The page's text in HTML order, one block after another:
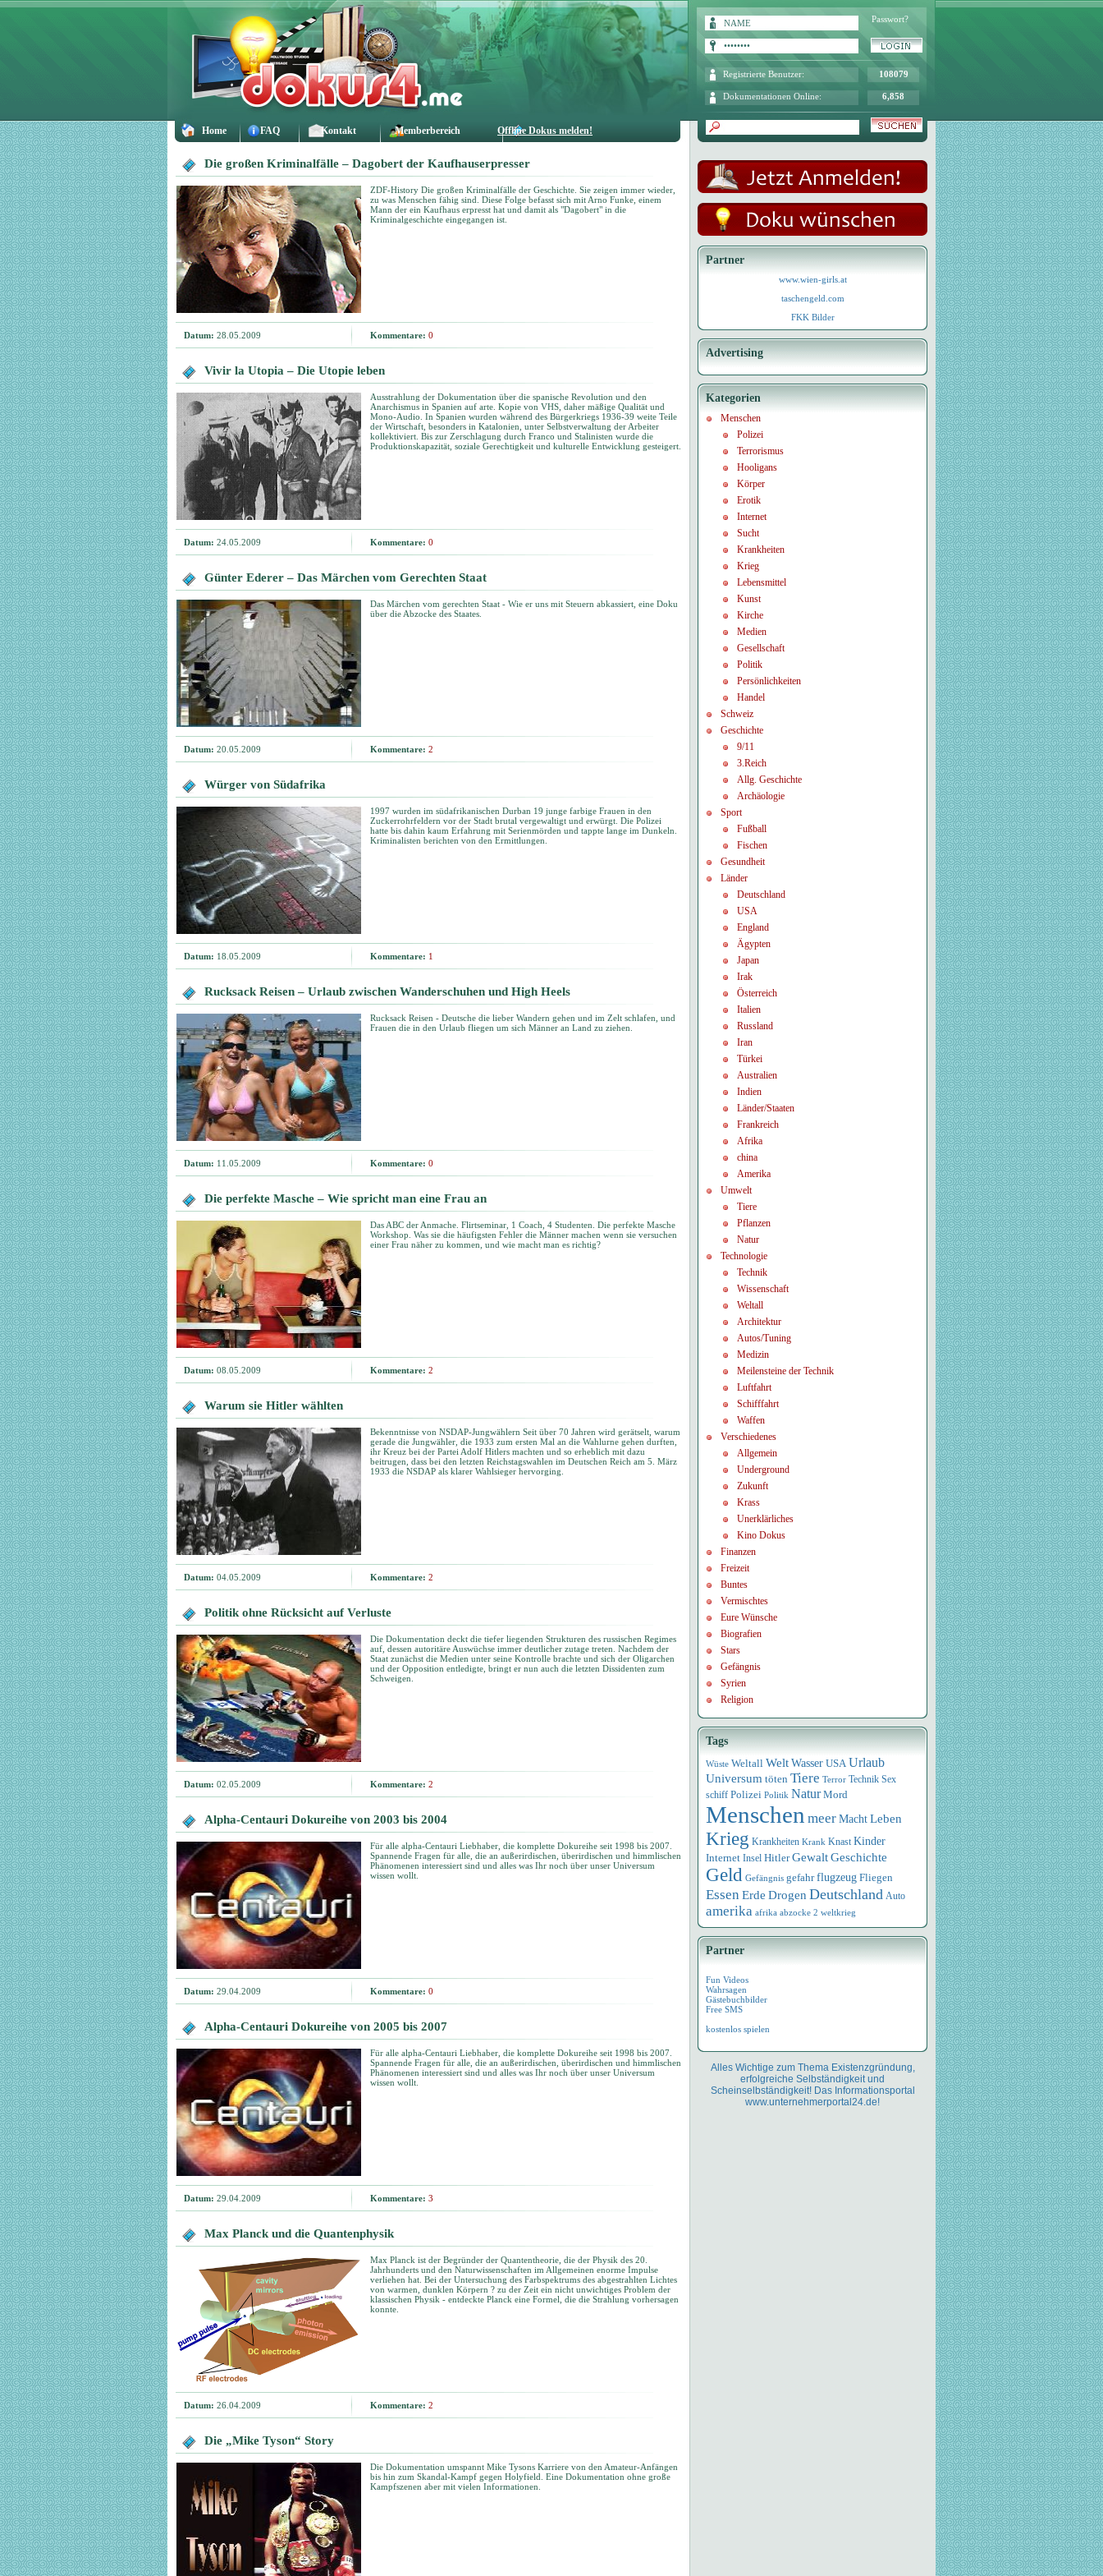
Home FAQ Kontakt Memberbereich Offline Dokus melden!
Passwort?
Registrierte Benutzer: 108079
Dokumentationen Online: 6,858
Die großen Kriminalfälle – Dagobert der Kaufhauserpresser
ZDF-History Die großen Kriminalfälle der Geschichte. Sie zeigen immer wieder,
zu was Menschen fähig sind. Diese Folge befasst sich mit Arno Funke, einem
Mann der ein Kaufhaus erpresst hat und damit als "Dagobert" in die
Kriminalgeschichte eingegangen ist.
Datum: 28.05.2009 Kommentare: 0
Vivir la Utopia – Die Utopie leben
Ausstrahlung der Dokumentation über die spanische Revolution und den
Anarchismus in Spanien auf arte. Kopie von VHS, daher mäßige Qualität und
Mono-Audio. In Spanien wurden während des Bürgerkriegs 1936-39 weite Teile
der Wirtschaft, besonders in Katalonien, unter Selbstverwaltung der Arbeiter
kollektiviert. Bis zur Zerschlagung durch Franco und Stalinisten wurde die
Produktionskapazität, soziale Gerechtigkeit und kulturelle Entwicklung gesteigert.
Datum: 24.05.2009 Kommentare: 0
Günter Ederer – Das Märchen vom Gerechten Staat
Das Märchen vom gerechten Staat - Wie er uns mit Steuern abkassiert, eine Doku
über die Abzocke des Staates.
Datum: 20.05.2009 Kommentare: 2
Würger von Südafrika
1997 wurden im südafrikanischen Durban 19 junge farbige Frauen in den
Zuckerrohrfeldern vor der Stadt brutal vergewaltigt und erwürgt. Die Polizei
hatte bis dahin kaum Erfahrung mit Serienmörden und tappte lange im Dunkeln.
Kriminalisten berichten von den Ermittlungen.
Datum: 18.05.2009 Kommentare: 1
Rucksack Reisen – Urlaub zwischen Wanderschuhen und High Heels
Rucksack Reisen - Deutsche die lieber Wandern gehen und im Zelt schlafen, und
Frauen die in den Urlaub fliegen um sich Männer an Land zu ziehen.
Datum: 11.05.2009 Kommentare: 0
Die perfekte Masche – Wie spricht man eine Frau an
Das ABC der Anmache. Flirtseminar, 1 Coach, 4 Studenten. Die perfekte Masche
Workshop. Was sie die häufigsten Fehler die Männer machen wenn sie versuchen
einer Frau näher zu kommen, und wie macht man es richtig?
Datum: 08.05.2009 Kommentare: 2
Warum sie Hitler wählten
Bekenntnisse von NSDAP-Jungwählern Seit über 70 Jahren wird gerätselt, warum
gerade die Jungwähler, die 1933 zum ersten Mal an die Wahlurne gehen durften,
ihr Kreuz bei der Partei Adolf Hitlers machten und so erheblich mit dazu
beitrugen, dass bei den letzten Reichstagswahlen im Deutschen Reich am 5. März
1933 die NSDAP als klarer Wahlsieger hervorging.
Datum: 04.05.2009 Kommentare: 2
Politik ohne Rücksicht auf Verluste
Die Dokumentation deckt die tiefer liegenden Strukturen des russischen Regimes
auf, dessen autoritäre Auswüchse immer deutlicher zutage treten. Nachdem der
Staat zunächst die Medien unter seine Kontrolle brachte und sich der Oligarchen
und der Opposition entledigte, bringt er nun auch die letzten Dissidenten zum
Schweigen.
Datum: 02.05.2009 Kommentare: 2
Alpha-Centauri Dokureihe von 2003 bis 2004
Für alle alpha-Centauri Liebhaber, die komplette Dokureihe seit 1998 bis 2007.
Spannende Fragen für alle, die an außerirdischen, überirdischen und himmlischen
Phänomenen interessiert sind und alles was Ihr noch über unser Universum
wissen wollt.
Datum: 29.04.2009 Kommentare: 0
Alpha-Centauri Dokureihe von 2005 bis 2007
Für alle alpha-Centauri Liebhaber, die komplette Dokureihe seit 1998 bis 2007.
Spannende Fragen für alle, die an außerirdischen, überirdischen und himmlischen
Phänomenen interessiert sind und alles was Ihr noch über unser Universum
wissen wollt.
Datum: 29.04.2009 Kommentare: 3
Max Planck und die Quantenphysik
Max Planck ist der Begründer der Quantentheorie, die der Physik des 20.
Jahrhunderts und den Naturwissenschaften im Allgemeinen enorme Impulse
verliehen hat. Bei der Untersuchung des Farbspektrums des abgestrahlten Lichtes
von warmen, dunklen Körpern ? zu der Zeit ein nicht unwichtiges Problem der
klassischen Physik - entdeckte Planck eine Formel, die die Strahlung vorhersagen
konnte.
Datum: 26.04.2009 Kommentare: 2
Die „Mike Tyson“ Story
Die Dokumentation umspannt Mike Tysons Karriere von den Amateur-Anfängen
bis hin zum Skandal-Kampf gegen Holyfield. Eine Dokumentation ohne große
Kampfszenen aber mit vielen Informationen.
Partner
www.wien-girls.at
taschengeld.com
FKK Bilder
Advertising
Kategorien
Menschen
Polizei
Terrorismus
Hooligans
Körper
Erotik
Internet
Sucht
Krankheiten
Krieg
Lebensmittel
Kunst
Kirche
Medien
Gesellschaft
Politik
Persönlichkeiten
Handel
Schweiz
Geschichte
9/11
3.Reich
Allg. Geschichte
Archäologie
Sport
Fußball
Fischen
Gesundheit
Länder
Deutschland
USA
England
Ägypten
Japan
Irak
Österreich
Italien
Russland
Iran
Türkei
Australien
Indien
Länder/Staaten
Frankreich
Afrika
china
Amerika
Umwelt
Tiere
Pflanzen
Natur
Technologie
Technik
Wissenschaft
Weltall
Architektur
Autos/Tuning
Medizin
Meilensteine der Technik
Luftfahrt
Schifffahrt
Waffen
Verschiedenes
Allgemein
Underground
Zukunft
Krass
Unerklärliches
Kino Dokus
Finanzen
Freizeit
Buntes
Vermischtes
Eure Wünsche
Biografien
Stars
Gefängnis
Syrien
Religion
Tags
Wüste Weltall WeltWasser USA Urlaub
Universum töten Tiere Terror Technik Sex
schiff Polizei Politik Natur Mord
Menschen meer Macht Leben
Krieg Krankheiten Krank Knast Kinder
Internet Insel Hitler GewaltGeschichte
Geld Gefängnis gefahr flugzeug Fliegen
Essen Erde Drogen Deutschland Auto
amerika afrika abzocke 2 weltkrieg
Partner
Fun Videos
Wahrsagen
Gästebuchbilder
Free SMS
kostenlos spielen
Alles Wichtige zum Thema Existenzgründung,
erfolgreiche Selbständigkeit und
Scheinselbständigkeit! Das Informationsportal
www.unternehmerportal24.de!